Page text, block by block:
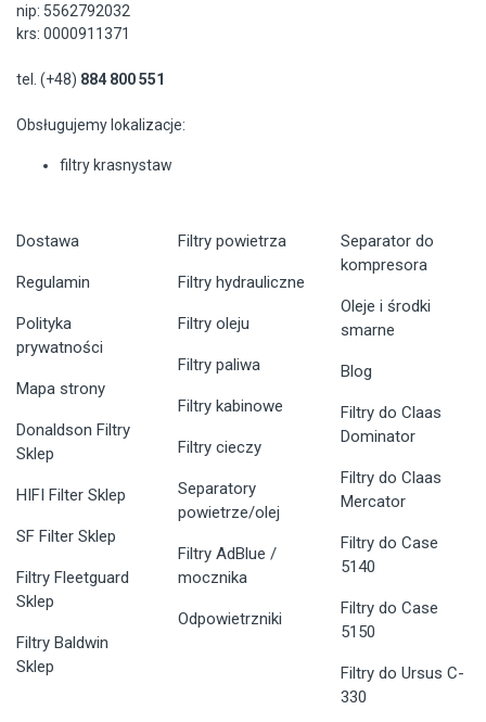
nip: 5562792032
krs: 0000911371
tel. (+48) 884 800 551
Obsługujemy lokalizacje:
filtry krasnystaw
Dostawa
Regulamin
Polityka
prywatności
Mapa strony
Donaldson Filtry
Sklep
HIFI Filter Sklep
SF Filter Sklep
Filtry Fleetguard
Sklep
Filtry Baldwin
Sklep
Filtry powietrza
Filtry hydrauliczne
Filtry oleju
Filtry paliwa
Filtry kabinowe
Filtry cieczy
Separatory
powietrze/olej
Filtry AdBlue /
mocznika
Odpowietrzniki
Separator do
kompresora
Oleje i środki
smarne
Blog
Filtry do Claas
Dominator
Filtry do Claas
Mercator
Filtry do Case
5140
Filtry do Case
5150
Filtry do Ursus C-
330